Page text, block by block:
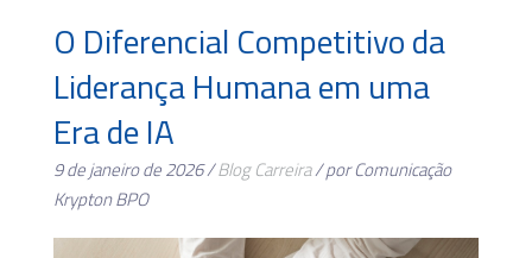
O Diferencial Competitivo da
Liderança Humana em uma
Era de IA
9 de janeiro de 2026 /Blog Carreira/ por Comunicação
Krypton BPO